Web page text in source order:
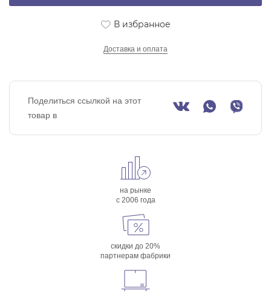
В избранное
Доставка и оплата
Поделиться ссылкой на этот
товар в
на рынке
с 2006 года
скидки до 20%
партнерам фабрики